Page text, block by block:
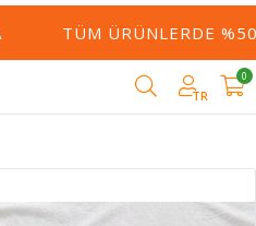
TÜM ÜRÜNLERDE %50
TR
0